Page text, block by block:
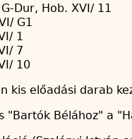
Dur, Hob. XVI/ 11
G1
1
7
10
kis előadási darab
"Bartók Bélához" a